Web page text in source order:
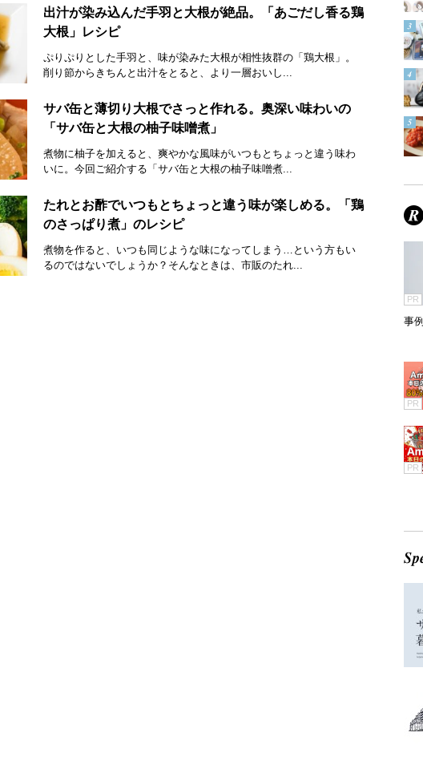
出汁が染み込んだ手羽と大根が絶品。「あごだし香る鶏
大根」レシピ
ぷりぷりとした手羽と、味が染みた大根が相性抜群の「鶏大根」。
削り節からきちんと出汁をとると、より一層おいし...
サバ缶と薄切り大根でさっと作れる。奥深い味わいの
「サバ缶と大根の柚子味噌󠄀煮」
煮物に柚子を加えると、爽やかな風味がいつもとちょっと違う味わ
いに。今回ご紹介する「サバ缶と大根の柚子味噌󠄀煮...
たれとお酢でいつもとちょっと違う味が楽しめる。「鶏
のさっぱり煮」のレシピ
煮物を作ると、いつも同じような味になってしまう…という方もい
るのではないでしょうか？そんなときは、市販のたれ...
PR
事
PR
PR